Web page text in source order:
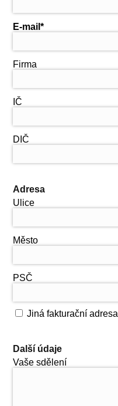
E-mail
Firma
IČ
DIČ
Adresa
Ulice
Město
PSČ
Jiná fakturační adresa
Další údaje
Vaše sdělení